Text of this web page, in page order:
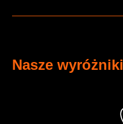
Nasze wyróżniki